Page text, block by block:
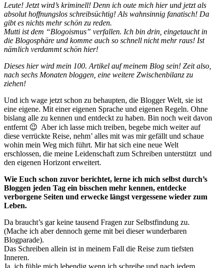
Leute! Jetzt wird’s kriminell! Denn ich oute mich hier und jetzt als
absolut hoffnungslos schreibsüchtig! Als wahnsinnig fanatisch! Da
gibt es nichts mehr schön zu reden.
Mutti ist dem “Blogoismus” verfallen. Ich bin drin, eingetaucht in
die Blogosphäre und komme auch so schnell nicht mehr raus! Ist
nämlich verdammt schön hier!
Dieses hier wird mein 100. Artikel auf meinem Blog sein! Zeit also,
nach sechs Monaten bloggen, eine weitere Zwischenbilanz zu
ziehen!
Und ich wage jetzt schon zu behaupten, die Blogger Welt, sie ist
eine eigene. Mit einer eigenen Sprache und eigenen Regeln. Ohne
bislang alle zu kennen und entdeckt zu haben. Bin noch weit davon
entfernt 😉 Aber ich lasse mich treiben, begebe mich weiter auf
diese verrückte Reise, nehm’ alles mit was mir gefällt und schaue
wohin mein Weg mich führt. Mir hat sich eine neue Welt
erschlossen, die meine Leidenschaft zum Schreiben unterstützt und
den eigenen Horizont erweitert.
Wie Euch schon zuvor berichtet, lerne ich mich selbst durch’s
Bloggen jeden Tag ein bisschen mehr kennen, entdecke
verborgene Seiten und erwecke längst vergessene wieder zum
Leben.
Da braucht’s gar keine tausend Fragen zur Selbstfindung zu.
(Mache ich aber dennoch gerne mit bei dieser wunderbaren
Blogparade).
Das Schreiben allein ist in meinem Fall die Reise zum tiefsten
Inneren.
Ja, ich fühle mich lebendig wenn ich schreibe und nach jedem